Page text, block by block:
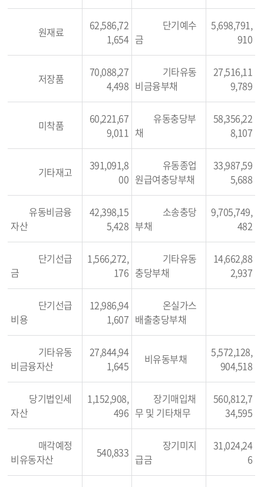
원재료
62,586,72
1,654
단기예수
금
5,698,791,
910
저장품
70,088,27
4,498
기타유동
비금융부채
27,516,11
9,789
미착품
60,221,67
9,011
유동충당부
채
58,356,22
8,107
기타재고
391,091,8
00
유동종업
원급여충당부채
33,987,59
5,688
유동비금융
자산
42,398,15
5,428
소송충당
부채
9,705,749,
482
단기선급
금
1,566,272,
176
기타유동
충당부채
14,662,88
2,937
단기선급
비용
12,986,94
1,607
온실가스
배출충당부채
기타유동
비금융자산
27,844,94
1,645
비유동부채
5,572,128,
904,518
당기법인세
자산
1,152,908,
496
장기매입채
무 및 기타채무
560,812,7
34,595
매각예정
비유동자산
540,833
장기미지
급금
31,024,24
6